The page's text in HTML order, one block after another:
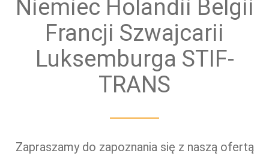
Niemiec Holandii Belgii
Francji Szwajcarii
Luksemburga STIF-
TRANS
Zapraszamy do zapoznania się z naszą ofertą